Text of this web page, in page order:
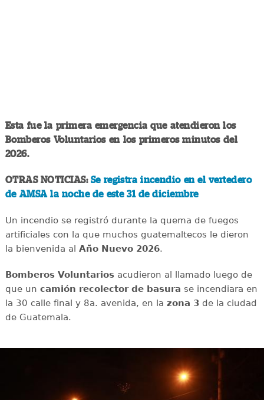
Esta fue la primera emergencia que atendieron los
Bomberos Voluntarios en los primeros minutos del
2026.
OTRAS NOTICIAS: Se registra incendio en el vertedero
de AMSA la noche de este 31 de diciembre
Un incendio se registró durante la quema de fuegos
artificiales con la que muchos guatemaltecos le dieron
la bienvenida al Año Nuevo 2026.
Bomberos Voluntariosacudieron al llamado luego de
que un camión recolector de basura se incendiara en
la 30 calle final y 8a. avenida, en la zona 3de la ciudad
de Guatemala.